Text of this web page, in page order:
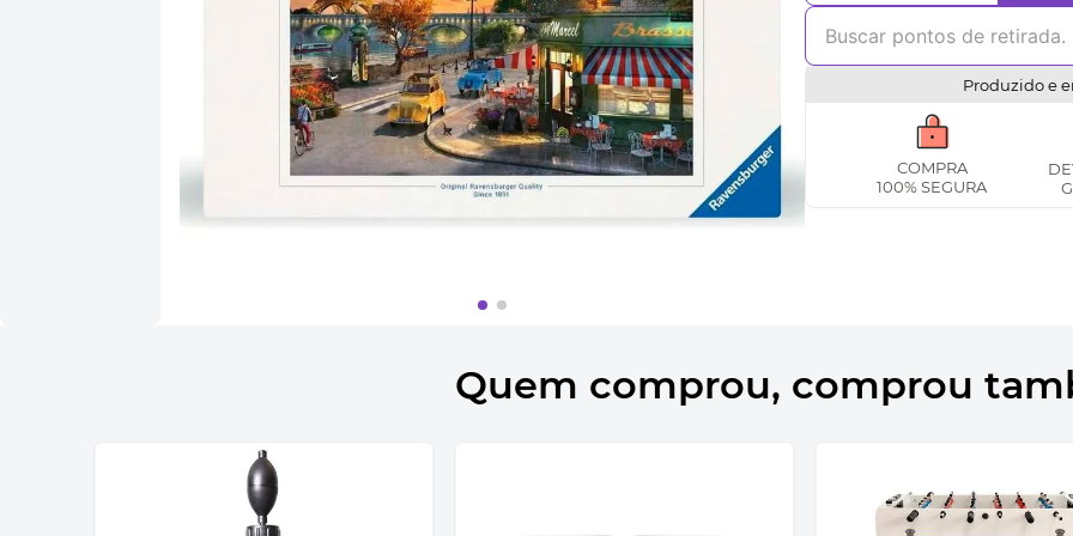
Produzido e
COMPRA
100% SEGURA
Quem comprou, comprou
bolsa termica